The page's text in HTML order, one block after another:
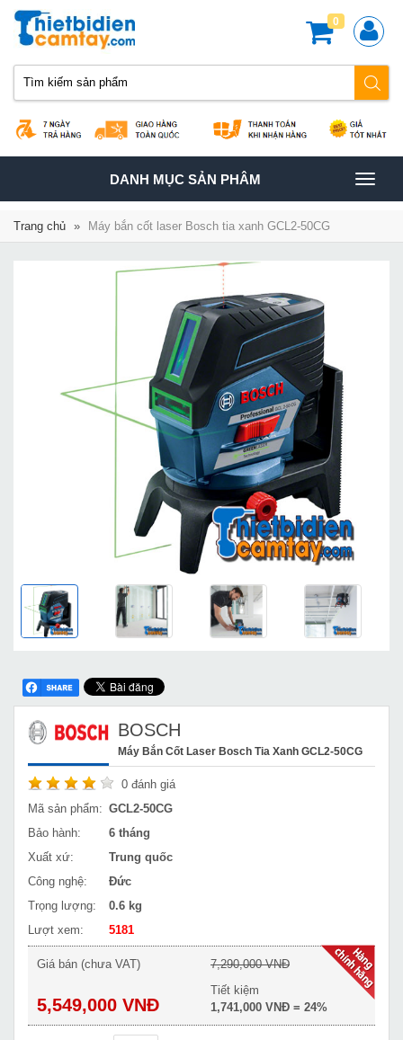
0
TOGGLE
NAVIGATION
DANH MỤC SẢN PHÂM
Trang chủ » Máy bắn cốt laser Bosch tia xanh GCL2-50CG
BOSCH
Máy Bắn Cốt Laser Bosch Tia Xanh GCL2-50CG
0 đánh giá
Mã sản phẩm: GCL2-50CG
Bảo hành:
6 tháng
Xuất xứ:
Trung quốc
Công nghệ:
Đức
Trọng lượng:
0.6 kg
Lượt xem:
5181
Giá bán (chưa VAT)
5,549,000 VNĐ
7,290,000 VNĐ
Tiết kiệm
1,741,000 VNĐ = 24%